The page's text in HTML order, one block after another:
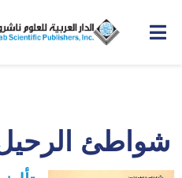
شواطئ